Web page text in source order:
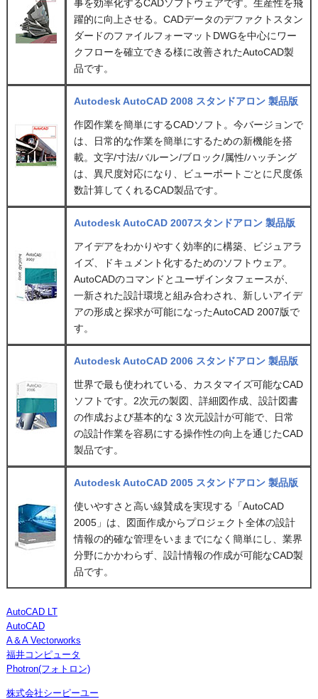
事を効率化するCADソフトウェアです。生産性を飛
躍的に向上させる。CADデータのデファクトスタン
ダードのファイルフォーマットDWGを中心にワー
クフローを確立できる様に改善されたAutoCAD製
品です。
Autodesk AutoCAD 2008 スタンドアロン 製品版
作図作業を簡単にするCADソフト。今バージョンで
は、日常的な作業を簡単にするための新機能を搭
載。文字/寸法/バルーン/ブロック/属性/ハッチング
は、異尺度対応になり、ビューポートごとに尺度係
数計算してくれるCAD製品です。
Autodesk AutoCAD 2007スタンドアロン 製品版
アイデアをわかりやすく効率的に構築、ビジュアラ
イズ、ドキュメント化するためのソフトウェア。
AutoCADのコマンドとユーザインタフェースが、
一新された設計環境と組み合わされ、新しいアイデ
アの形成と探求が可能になったAutoCAD 2007版で
す。
Autodesk AutoCAD 2006 スタンドアロン 製品版
世界で最も使われている、カスタマイズ可能なCAD
ソフトです。2次元の製図、詳細図作成、設計図書
の作成および基本的な 3 次元設計が可能で、日常
の設計作業を容易にする操作性の向上を通じたCAD
製品です。
Autodesk AutoCAD 2005 スタンドアロン 製品版
使いやすさと高い線賛成を実現する「AutoCAD
2005」は、図面作成からプロジェクト全体の設計
情報の的確な管理をいままでになく簡単にし、業界
分野にかかわらず、設計情報の作成が可能なCAD製
品です。
AutoCAD LT
AutoCAD
A＆A Vectorworks
福井コンピュータ
Photron(フォトロン)
株式会社シーピーユー